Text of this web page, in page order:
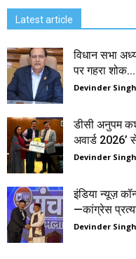
Latest article
विधान सभा
पर गहरा शोक...
Devinder Singh
डीसी अनुपम
अवार्ड 2026’
Devinder Singh
इंडिया न्यूज़
—कांग्रेस
Devinder Singh